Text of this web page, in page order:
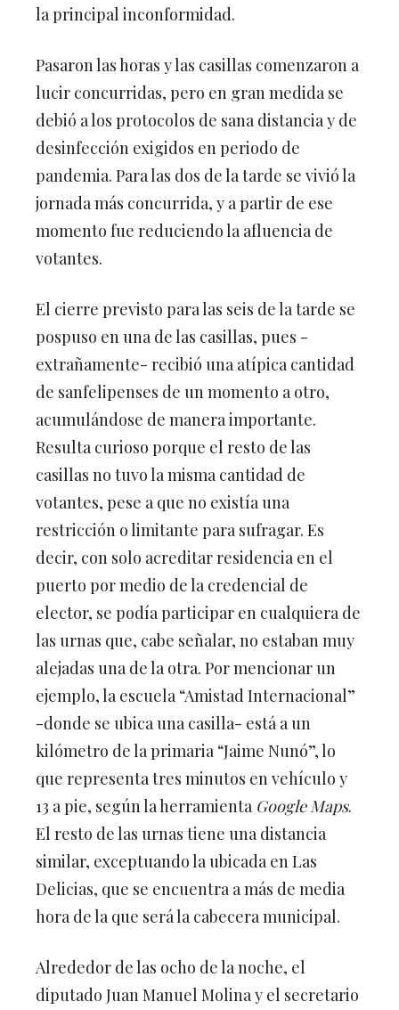
la principal inconformidad.
Pasaron las horas y las casillas comenzaron a
lucir concurridas, pero en gran medida se
debió a los protocolos de sana distancia y de
desinfección exigidos en periodo de
pandemia. Para las dos de la tarde se vivió la
jornada más concurrida, y a partir de ese
momento fue reduciendo la afluencia de
votantes.
El cierre previsto para las seis de la tarde se
pospuso en una de las casillas, pues -
extrañamente- recibió una atípica cantidad
de sanfelipenses de un momento a otro,
acumulándose de manera importante.
Resulta curioso porque el resto de las
casillas no tuvo la misma cantidad de
votantes, pese a que no existía una
restricción o limitante para sufragar. Es
decir, con solo acreditar residencia en el
puerto por medio de la credencial de
elector, se podía participar en cualquiera de
las urnas que, cabe señalar, no estaban muy
alejadas una de la otra. Por mencionar un
ejemplo, la escuela “Amistad Internacional”
-donde se ubica una casilla- está a un
kilómetro de la primaria “Jaime Nunó”, lo
que representa tres minutos en vehículo y
13 a pie, según la herramienta Google Maps.
El resto de las urnas tiene una distancia
similar, exceptuando la ubicada en Las
Delicias, que se encuentra a más de media
hora de la que será la cabecera municipal.
Alrededor de las ocho de la noche, el
diputado Juan Manuel Molina y el secretario